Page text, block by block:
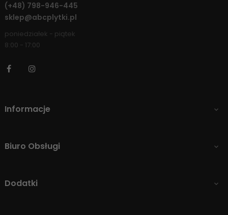
(+48) 798-946-445
sklep@abcplytki.pl
poniedziałek - piątek
8:00 - 17:00
Facebook
Informacje 
Biuro Obsługi 
Dodatki 